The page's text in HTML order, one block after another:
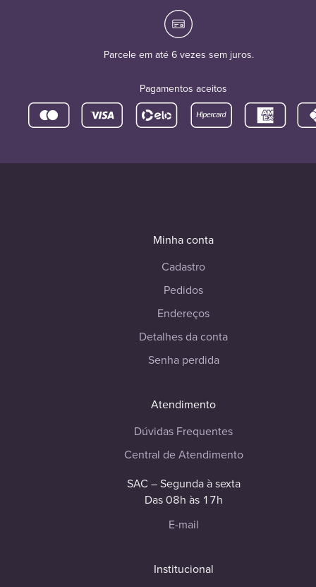
Parcele em até 6 vezes sem juros.
Pagamentos aceitos
Minha conta
Cadastro
Pedidos
Endereços
Detalhes da conta
Senha perdida
Atendimento
Dúvidas Frequentes
Central de Atendimento
SAC – Segunda à sexta
Das 08h às 17h
E-mail
Institucional